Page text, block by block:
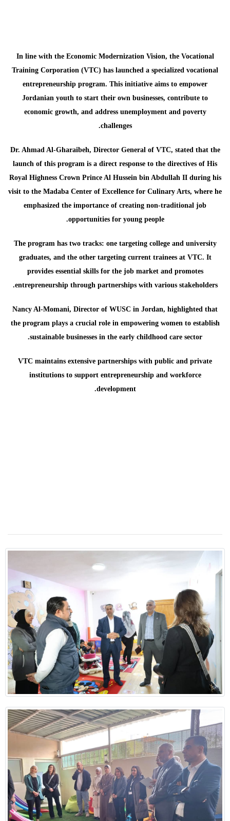
In line with the Economic Modernization Vision, the Vocational
Training Corporation (VTC) has launched a specialized vocational
entrepreneurship program. This initiative aims to empower
Jordanian youth to start their own businesses, contribute to
economic growth, and address unemployment and poverty
challenges.
Dr. Ahmad Al-Gharaibeh, Director General of VTC, stated that the
launch of this program is a direct response to the directives of His
Royal Highness Crown Prince Al Hussein bin Abdullah II during his
visit to the Madaba Center of Excellence for Culinary Arts, where he
emphasized the importance of creating non-traditional job
opportunities for young people.
The program has two tracks: one targeting college and university
graduates, and the other targeting current trainees at VTC. It
provides essential skills for the job market and promotes
entrepreneurship through partnerships with various stakeholders.
Nancy Al-Momani, Director of WUSC in Jordan, highlighted that
the program plays a crucial role in empowering women to establish
sustainable businesses in the early childhood care sector.
VTC maintains extensive partnerships with public and private
institutions to support entrepreneurship and workforce
development.